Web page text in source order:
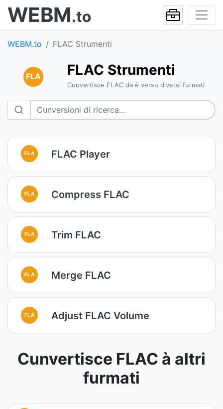
WEBM.to
WEBM.to FLAC Strumenti
FLA FLAC Strumenti
Cunvertisce FLAC da è versu diversi furmati
FLA FLAC Player
FLA Compress FLAC
FLA Trim FLAC
FLA Merge FLAC
FLA Adjust FLAC Volume
Cunvertisce FLAC à altri
furmati